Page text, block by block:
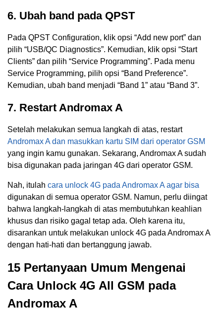
6. Ubah band pada QPST
Pada QPST Configuration, klik opsi “Add new port” dan
pilih “USB/QC Diagnostics”. Kemudian, klik opsi “Start
Clients” dan pilih “Service Programming”. Pada menu
Service Programming, pilih opsi “Band Preference”.
Kemudian, ubah band menjadi “Band 1” atau “Band 3”.
7. Restart Andromax A
Setelah melakukan semua langkah di atas, restart
Andromax A dan masukkan kartu SIM dari operator GSM
yang ingin kamu gunakan. Sekarang, Andromax A sudah
bisa digunakan pada jaringan 4G dari operator GSM.
Nah, itulah cara unlock 4G pada Andromax A agar bisa
digunakan di semua operator GSM. Namun, perlu diingat
bahwa langkah-langkah di atas membutuhkan keahlian
khusus dan risiko gagal tetap ada. Oleh karena itu,
disarankan untuk melakukan unlock 4G pada Andromax A
dengan hati-hati dan bertanggung jawab.
15 Pertanyaan Umum Mengenai
Cara Unlock 4G All GSM pada
Andromax A